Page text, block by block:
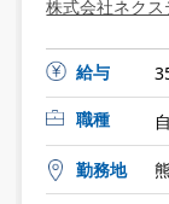
株式会社ネクス
給与
職種
勤務地